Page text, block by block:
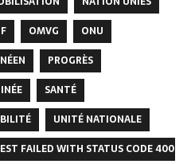
OMVG
ONU
PROGRÈS
SANTÉ
UNITÉ NATIONALE
FAILED WITH STATUS CODE 400